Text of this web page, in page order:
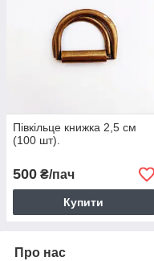
Півкільце книжка 2,5 см
(100 шт).
500 ₴/пач
Купити
Про нас